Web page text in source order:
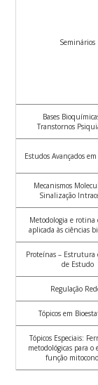
Seminários
Bases
Transtornos
Estudos Avançados
Mecanismos
Sinalização
Metodologia e rotina
aplicada às ciências
Proteínas – Estrutura
de Estudo
Regulação
Tópicos em
Tópicos Especiais:
metodológicas para o
função